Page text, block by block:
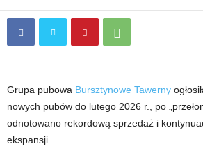
Grupa pubowa Bursztynowe Tawerny
nowych pubów do lutego 2026 r., po
odnotowano rekordową sprzedaż i
ekspansji.